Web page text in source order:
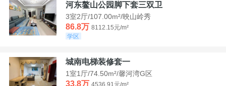
河东鳌山公园脚下套三双卫
3室2厅/107.00m²/映山岭秀
86.8万 8112.15元/m²
学区
城南电梯装修套一
1室1厅/74.50m²/馨河湾G区
33.8万 4536.91元/m²